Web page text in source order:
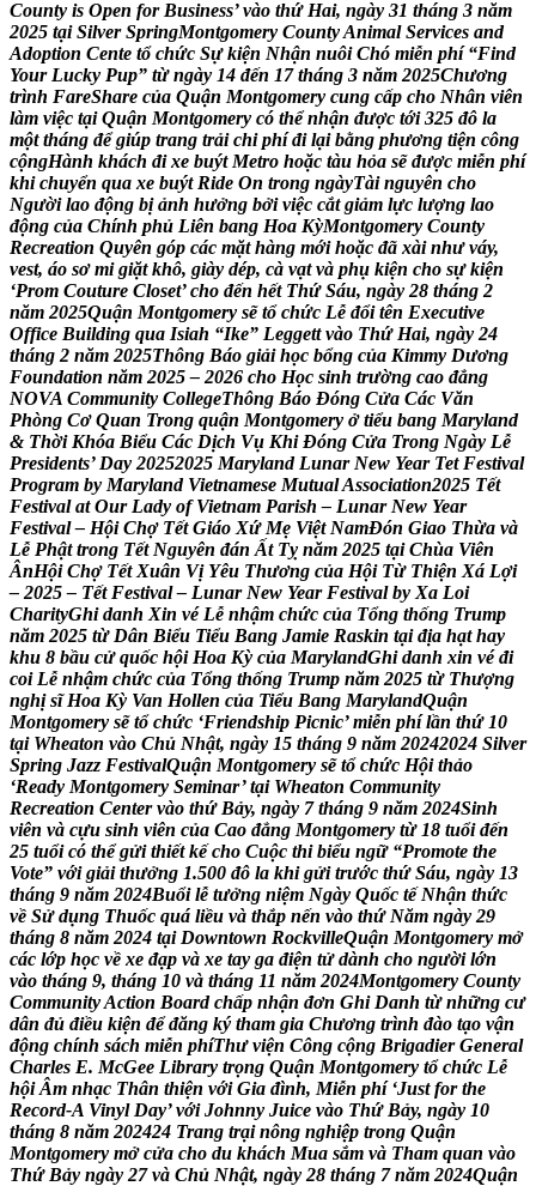
County is Open for Business’ vào thứ Hai, ngày 31 tháng 3 năm
2025 tại Silver SpringMontgomery CountyAnimal Services and
Adoption Cente tổ chức Sự kiện Nhận nuôi Chó miễn phí “Find
Your Lucky Pup” từ ngày 14 đến 17 tháng 3 năm 2025Chương
trình FareShare của Quận Montgomery cung cấp cho Nhân viên
làm việc tại Quận Montgomery có thể nhận được tới 325 đô la
một tháng để giúp trang trải chi phí đi lại bằng phương tiện công
cộngHành khách đi xe buýt Metro hoặc tàu hỏa sẽ được miễn phí
khi chuyển qua xe buýt Ride On trong ngàyTài nguyên cho
Người lao động bị ảnh hưởng bởi việc cắt giảm lực lượng lao
động của Chính phủ Liên bang Hoa KỳMontgomery County
Recreation Quyên góp các mặt hàng mới hoặc đã xài như váy,
vest, áo sơ mi giặt khô, giày dép, cà vạt và phụ kiện cho sự kiện
‘Prom Couture Closet’ cho đến hết Thứ Sáu, ngày 28 tháng 2
năm 2025Quận Montgomery sẽ tổ chức Lễ đổi tên Executive
Office Building qua Isiah “Ike” Leggett vào Thứ Hai, ngày 24
tháng 2 năm 2025Thông Báo giải học bổng của Kimmy Dương
Foundation năm 2025 – 2026 cho Học sinh trường cao đẳng
NOVA Community CollegeThông Báo Đóng Cửa Các Văn
Phòng Cơ Quan Trong quận Montgomery ở tiểu bang Maryland
& Thời Khóa Biểu Các Dịch Vụ Khi Đóng Cửa Trong Ngày Lễ
Presidents’ Day 20252025 Maryland Lunar New Year Tet Festival
Program by Maryland Vietnamese MutualAssociation2025 Tết
Festival at Our Lady of Vietnam Parish – Lunar New Year
Festival – Hội Chợ Tết Giáo Xứ Mẹ Việt NamĐón Giao Thừa và
Lễ Phật trong Tết Nguyên đán Ất Tỵ năm 2025 tại Chùa Viên
ÂnHội Chợ Tết Xuân Vị Yêu Thương của Hội Từ Thiện Xá Lợi
– 2025 – Tết Festival – Lunar New Year Festival by Xa Loi
CharityGhi danh Xin vé Lễ nhậm chức của Tổng thống Trump
năm 2025 từ Dân Biểu Tiểu Bang Jamie Raskin tại địa hạt hay
khu 8 bầu cử quốc hội Hoa Kỳ của MarylandGhi danh xin vé đi
coi Lễ nhậm chức của Tổng thống Trump năm 2025 từ Thượng
nghị sĩ Hoa Kỳ Van Hollen của Tiểu Bang MarylandQuận
Montgomery sẽ tổ chức ‘Friendship Picnic’ miễn phí lần thứ 10
tại Wheaton vào Chủ Nhật, ngày 15 tháng 9 năm 20242024 Silver
Spring Jazz FestivalQuận Montgomery sẽ tổ chức Hội thảo
‘Ready Montgomery Seminar’ tại Wheaton Community
Recreation Center vào thứ Bảy, ngày 7 tháng 9 năm 2024Sinh
viên và cựu sinh viên của Cao đẳng Montgomery từ 18 tuổi đến
25 tuổi có thể gửi thiết kế cho Cuộc thi biểu ngữ “Promote the
Vote” với giải thưởng 1.500 đô la khi gửi trước thứ Sáu, ngày 13
tháng 9 năm 2024Buổi lễ tưởng niệm Ngày Quốc tế Nhận thức
về Sử dụng Thuốc quá liều và thắp nến vào thứ Năm ngày 29
tháng 8 năm 2024 tại Downtown RockvilleQuận Montgomery mở
các lớp học về xe đạp và xe tay ga điện tử dành cho người lớn
vào tháng 9, tháng 10 và tháng 11 năm 2024Montgomery County
CommunityAction Board chấp nhận đơn Ghi Danh từ những cư
dân đủ điều kiện để đăng ký tham gia Chương trình đào tạo vận
động chính sách miễn phíThư viện Công cộng Brigadier General
Charles E. McGee Library trọng Quận Montgomery tổ chức Lễ
hội Âm nhạc Thân thiện với Gia đình, Miễn phí ‘Just for the
Record-A Vinyl Day’ với Johnny Juice vào Thứ Bảy, ngày 10
tháng 8 năm 202424 Trang trại nông nghiệp trong Quận
Montgomery mở cửa cho du khách Mua sắm và Tham quan vào
Thứ Bảy ngày 27 và Chủ Nhật, ngày 28 tháng 7 năm 2024Quận